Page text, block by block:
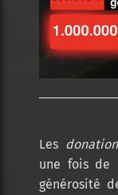
Les
une fois de
générosité